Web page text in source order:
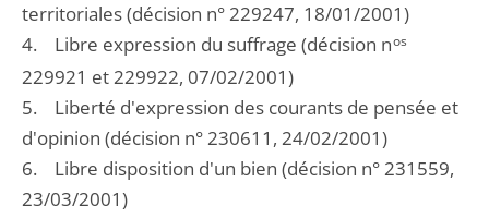
territoriales (décision n° 229247, 18/01/2001)
4. Libre expression du suffrage (décision nos
229921 et 229922, 07/02/2001)
5. Liberté d'expression des courants de pensée et
d'opinion (décision n° 230611, 24/02/2001)
6. Libre disposition d'un bien (décision n° 231559,
23/03/2001)